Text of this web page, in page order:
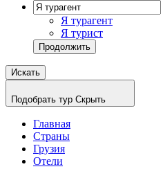
Я турагент
Я турист
Продолжить
Искать
Подобрать тур Скрыть
Главная
Страны
Грузия
Отели